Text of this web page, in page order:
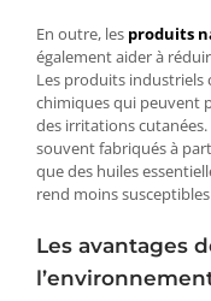
En outre, les produits
également aider à
Les produits
chimiques qui peuvent
des irritations
souvent fabriqués à
que des huiles
rend moins
Les avantages